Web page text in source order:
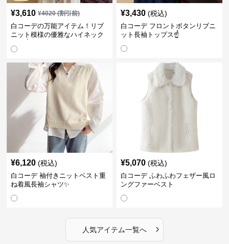
¥3,610 ¥4020(割引前)
白コーデの万能アイテム！リブ
ニット模様の優雅なハイネック
¥3,430 (税込)
白コーデ フロントボタンリブニ
ット長袖トップス☝️
¥6,120 (税込)
白コーデ 袖付きニットベスト重
ね着風長袖シャツ✨
¥5,070 (税込)
白コーデ ふわふわフェザー風ロ
ングファーベスト
人気アイテム一覧へ ›